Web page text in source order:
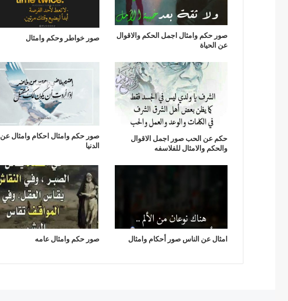
صور حكم وامثال اجمل الحكم والاقوال
عن الحياة
صور خواطر وحكم وامثال
حكم عن الحب صور اجمل الاقوال
والحكم والامثال للفلاسفه
صور حكم وامثال احكام وامثال عن
الدنيا
امثال عن الناس صور أحكام وامثال صور حكم وامثال عامه